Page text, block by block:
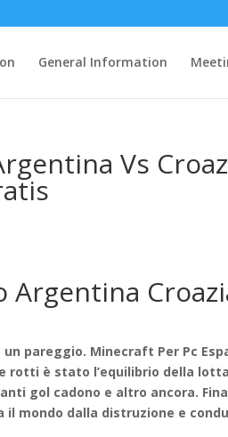
General Information
Vs
Argentina
pareggio. Minecraft Per Pc
rotti è stato l’equilibrio della lotta
gol cadono e altro ancora.
mondo dalla distruzione e